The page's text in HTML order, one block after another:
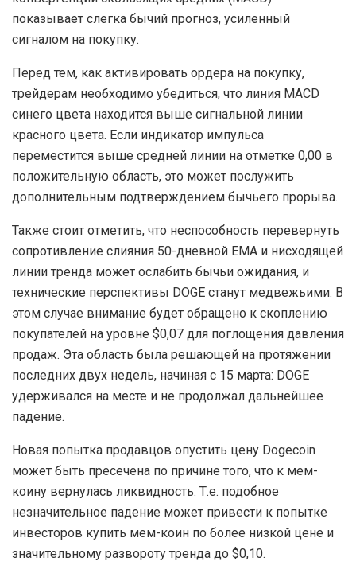
показывает слегка бычий прогноз, усиленный
сигналом на покупку.
Перед тем, как активировать ордера на покупку,
трейдерам необходимо убедиться, что линия MACD
синего цвета находится выше сигнальной линии
красного цвета. Если индикатор импульса
переместится выше средней линии на отметке 0,00 в
положительную область, это может послужить
дополнительным подтверждением бычьего прорыва.
Также стоит отметить, что неспособность перевернуть
сопротивление слияния 50-дневной EMA и нисходящей
линии тренда может ослабить бычьи ожидания, и
технические перспективы DOGE станут медвежьими. В
этом случае внимание будет обращено к скоплению
покупателей на уровне $0,07 для поглощения давления
продаж. Эта область была решающей на протяжении
последних двух недель, начиная с 15 марта: DOGE
удерживался на месте и не продолжал дальнейшее
падение.
Новая попытка продавцов опустить цену Dogecoin
может быть пресечена по причине того, что к мем-
коину вернулась ликвидность. Т.е. подобное
незначительное падение может привести к попытке
инвесторов купить мем-коин по более низкой цене и
значительному развороту тренда до $0,10.